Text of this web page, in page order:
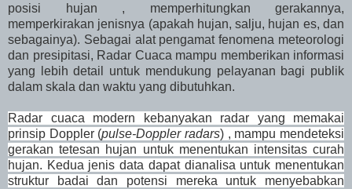
posisi hujan , memperhitungkan gerakannya,
memperkirakan jenisnya (apakah hujan, salju, hujan es, dan
sebagainya). Sebagai alat pengamat fenomena meteorologi
dan presipitasi, Radar Cuaca mampu memberikan informasi
yang lebih detail untuk mendukung pelayanan bagi publik
dalam skala dan waktu yang dibutuhkan.
Radar cuaca modern kebanyakan radar yang memakai
prinsip Doppler (pulse-Doppler radars) , mampu mendeteksi
gerakan tetesan hujan untuk menentukan intensitas curah
hujan. Kedua jenis data dapat dianalisa untuk menentukan
struktur badai dan potensi mereka untuk menyebabkan